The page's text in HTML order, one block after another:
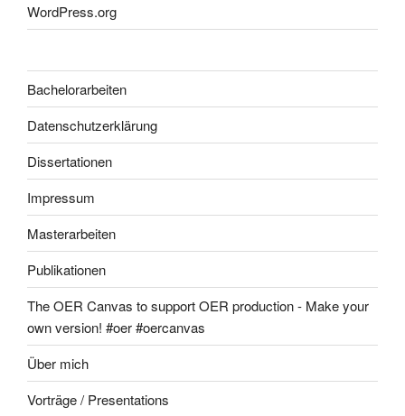
WordPress.org
Bachelorarbeiten
Datenschutzerklärung
Dissertationen
Impressum
Masterarbeiten
Publikationen
The OER Canvas to support OER production - Make your
own version! #oer #oercanvas
Über mich
Vorträge / Presentations